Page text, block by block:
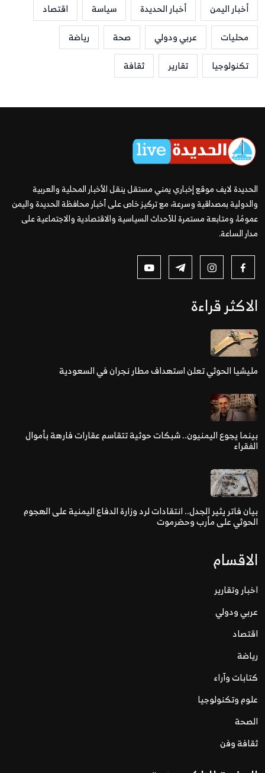
أخبار اليمن أخبار الحديدة سياسة
اقتصاد
محليات
عربي ودولي صحة
رياضة
تكنولوجيا
تقارير ثقافة
الحديدة لايف موقع إخباري يمني مستقل ينقل الأخبار المحلية والعربية
والدولية بمصداقية وسرعة، مع تركيز خاص على أخبار محافظة الحديدة واليمن
عمومًا، ومتابعة مستمرة للأحداث السياسية والاقتصادية والاجتماعية على
مدار الساعة.
الاكثر قراءة
مليشيا الحوثي تعلن استهداف مطار نجران في السعودية
بينما يجوع اليمنيون.. شبكات حوثية تتقاسم عقارات فارهة بأموال
الفقراء
بيان فاتر يثير الجدل.. انتقادات لرد وزارة الدفاع اليمنية على الهجوم
الحوثي على مأرب وحضرموت
الاقسام
اخبار وتقارير
عربي ودولي
اقتصاد
رياضة
كتابات وآراء
علوم وتكنولوجيا
الصحة
ثقافة وفن